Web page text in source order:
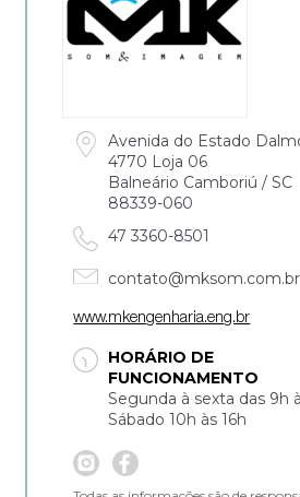
Avenida do Estado
4770 Loja 06
Balneário Camboriú / SC
88339-060
47 3360-8501
contato@mksom.com.br
www.mkengenharia.eng.br
HORÁRIO DE
FUNCIONAMENTO
Segunda à sexta das 9h
Sábado 10h às 16h